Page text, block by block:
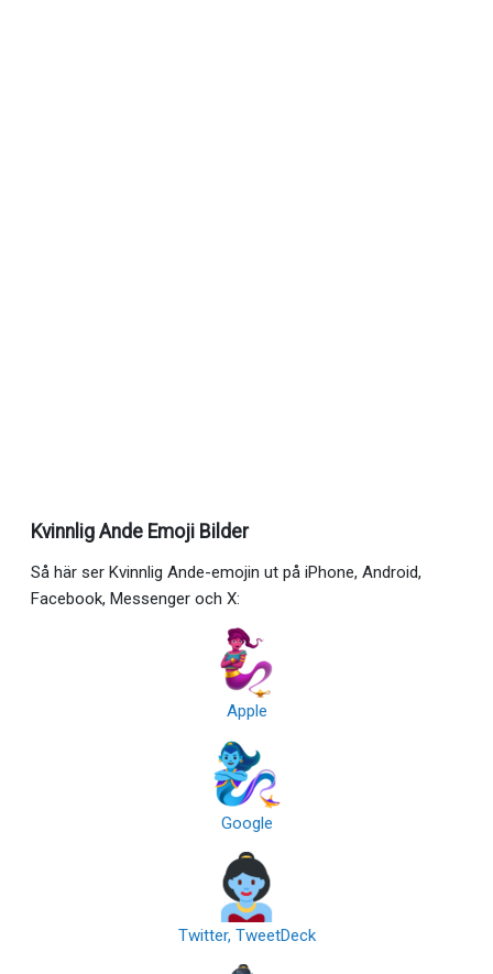
Kvinnlig Ande Emoji Bilder
Så här ser Kvinnlig Ande-emojin ut på iPhone, Android,
Facebook, Messenger och X:
Apple
Google
Twitter, TweetDeck